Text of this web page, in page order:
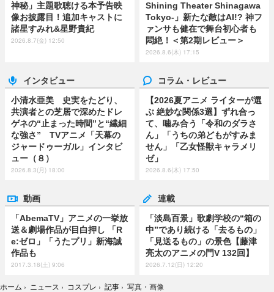
神秘」主題歌聴ける本予告映
像お披露目！追加キャストに
諸星すみれ&星野貴紀
2026.8.7(金) 12:50
Shining Theater Shinagawa
Tokyo-」新たな敵はAI!? 神フ
ァンサも健在で舞台初心者も
悶絶！＜第2期レビュー＞
2026.8.6(木) 17:15
インタビュー
小清水亜美 史実をたどり、
共演者との芝居で深めたドレ
ゲネの“止まった時間”と“繊細
な強さ” TVアニメ「天幕の
ジャードゥーガル」インタビ
ュー（８）
2026.8.3(月) 18:00
コラム・レビュー
【2026夏アニメ ライターが選
ぶ 絶妙な関係3選】ずれ合っ
て、噛み合う「令和のダラさ
ん」「うちの弟どもがすみま
せん」「乙女怪獣キャラメリ
ゼ」
2026.8.6(木) 17:50
動画
「AbemaTV」アニメの一挙放
送＆劇場作品が目白押し 「R
e:ゼロ」「うたプリ」新海誠
作品も
2017.3.18(土) 9:06
連載
「淡島百景」歌劇学校の“箱の
中”であり続ける「去るもの」
「見送るもの」の景色【藤津
亮太のアニメの門V 132回】
2026.7.12(日) 12:20
ホーム › ニュース › コスプレ › 記事 › 写真・画像